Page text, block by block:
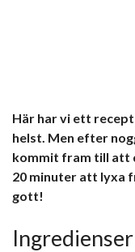
Här har vi ett
helst. Men efter
kommit fram till att
20 minuter att lyxa
gott!